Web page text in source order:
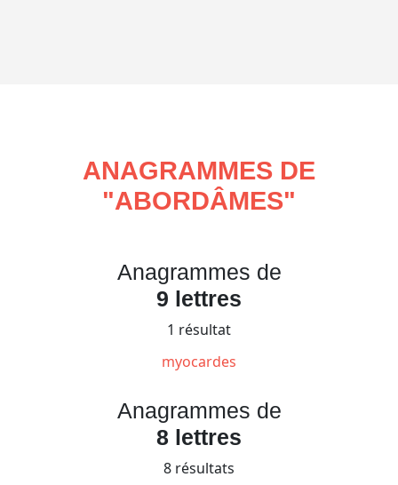
ANAGRAMMES DE
"ABORDÂMES"
Anagrammes de
9 lettres
1 résultat
myocardes
Anagrammes de
8 lettres
8 résultats